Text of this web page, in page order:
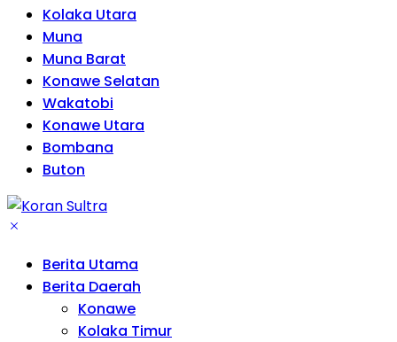
Kolaka Utara
Muna
Muna Barat
Konawe Selatan
Wakatobi
Konawe Utara
Bombana
Buton
Berita Utama
Berita Daerah
Konawe
Kolaka Timur